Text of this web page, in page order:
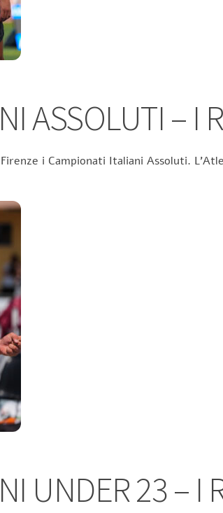
ASSOLUTI – I
i Campionati Italiani Assoluti.
UNDER 23 – I